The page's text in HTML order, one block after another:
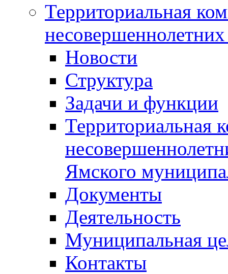
Территориальная
Новости
Структура
Задачи и функции
Территориальная
Ямского
Документы
Деятельность
Муниципальная
Контакты